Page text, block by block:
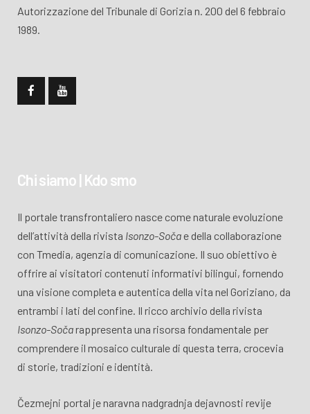
Autorizzazione del Tribunale di Gorizia n. 200 del 6 febbraio
1989.
Chi siamo | Kdo smo
Il portale transfrontaliero nasce come naturale evoluzione
dell’attività della rivista Isonzo-Sočae della collaborazione
con Tmedia, agenzia di comunicazione. Il suo obiettivo è
offrire ai visitatori contenuti informativi bilingui, fornendo
una visione completa e autentica della vita nel Goriziano, da
entrambi i lati del confine. Il ricco archivio della rivista
Isonzo-Sočarappresenta una risorsa fondamentale per
comprendere il mosaico culturale di questa terra, crocevia
di storie, tradizioni e identità.
Čezmejni portal je naravna nadgradnja dejavnosti revije